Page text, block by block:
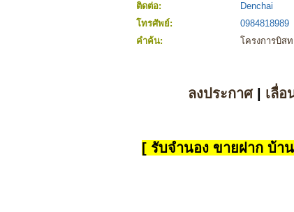
ติดต่อ:
Denchai
โทรศัพย์:
0984818989
คำค้น:
โครงการบิส
ลงประกาศ| เลื่อ
[ รับจำนอง ขายฝาก บ้า